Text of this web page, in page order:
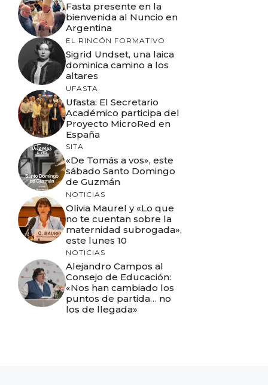
Fasta presente en la
bienvenida al Nuncio en
Argentina
EL RINCÓN FORMATIVO
Sigrid Undset, una laica
dominica camino a los
altares
UFASTA
Ufasta: El Secretario
Académico participa del
Proyecto MicroRed en
España
SITA
«De Tomás a vos», este
sábado Santo Domingo
de Guzmán
NOTICIAS
Olivia Maurel y «Lo que
no te cuentan sobre la
maternidad subrogada»,
este lunes 10
NOTICIAS
Alejandro Campos al
Consejo de Educación:
«Nos han cambiado los
puntos de partida… no
los de llegada»